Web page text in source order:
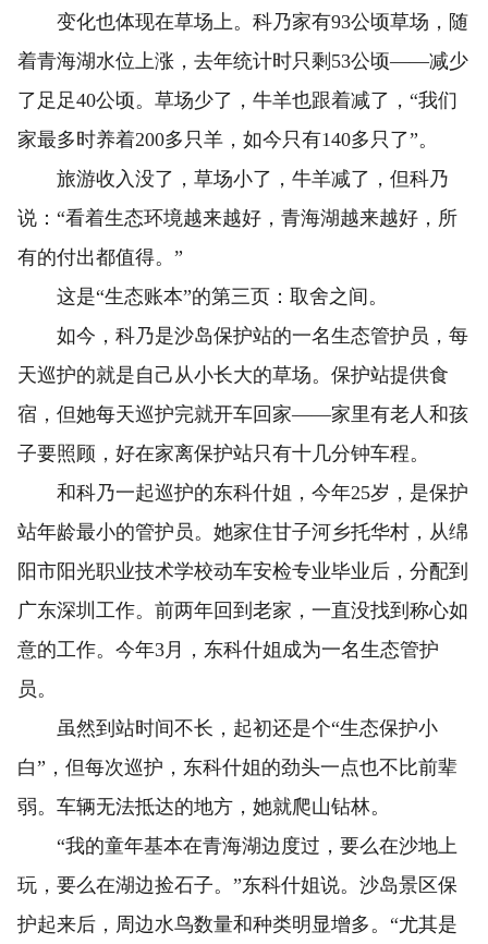
变化也体现在草场上。科乃家有93公顷草场，随
着青海湖水位上涨，去年统计时只剩53公顷——减少
了足足40公顷。草场少了，牛羊也跟着减了，“我们
家最多时养着200多只羊，如今只有140多只了”。
旅游收入没了，草场小了，牛羊减了，但科乃
说：“看着生态环境越来越好，青海湖越来越好，所
有的付出都值得。”
这是“生态账本”的第三页：取舍之间。
如今，科乃是沙岛保护站的一名生态管护员，每
天巡护的就是自己从小长大的草场。保护站提供食
宿，但她每天巡护完就开车回家——家里有老人和孩
子要照顾，好在家离保护站只有十几分钟车程。
和科乃一起巡护的东科什姐，今年25岁，是保护
站年龄最小的管护员。她家住甘子河乡托华村，从绵
阳市阳光职业技术学校动车安检专业毕业后，分配到
广东深圳工作。前两年回到老家，一直没找到称心如
意的工作。今年3月，东科什姐成为一名生态管护
员。
虽然到站时间不长，起初还是个“生态保护小
白”，但每次巡护，东科什姐的劲头一点也不比前辈
弱。车辆无法抵达的地方，她就爬山钻林。
“我的童年基本在青海湖边度过，要么在沙地上
玩，要么在湖边捡石子。”东科什姐说。沙岛景区保
护起来后，周边水鸟数量和种类明显增多。“尤其是